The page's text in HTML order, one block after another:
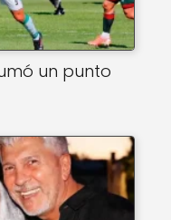
un punto